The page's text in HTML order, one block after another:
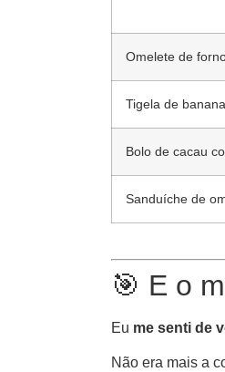
Omelete de
Tigela de
Bolo de cacau
Sanduíche de
🎯 E o
Eu me senti de
Não era mais a